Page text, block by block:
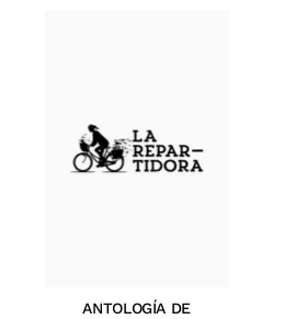
ANTOLOGÍA DE